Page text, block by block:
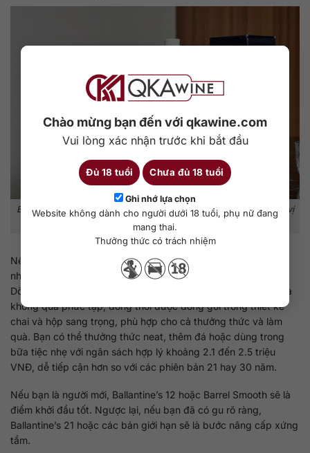
Chào mừng bạn đến với qkawine.com
Vui lòng xác nhận trước khi bắt đầu
Đủ 18 tuổi Chưa đủ 18 tuổi
Ghi nhớ lựa chọn
Website không dành cho người dưới 18 tuổi, phụ nữ đang
mang thai.
Thưởng thức có trách nhiệm
Ballantine’s dòng nào đáng thử nhất? Gợi ý từ vị dễ uống đến hậu vị
sâu dành cho từng gu thưởng thức.
Nếu bạn muốn tìm phiên bản mang lại giá trị trải nghiệm cao
nhất trong tầm giá,
Ballantine’s 17 năm
Dòng whisky này sở hữu độ sâu vừa phải và hậu vị rõ ràng mà
không quá phức tạp, đồng thời được đóng gói trong thiết kế
chai và hộp sang trọng, phù hợp cho cả thưởng thức và làm
quà. Bạn có thể thưởng thức neat, thêm đá hoặc dùng trong
bữa tiệc nhẹ với ngân sách hợp lý khoảng 2.1 đến 2.5 triệu
VNĐ, dễ tiếp cận hơn so với các phiên bản 21 hay 30 năm.
Nếu bạn là người mới, Ballantine’s 12 hoặc Barrel Smooth sẽ là
điểm khởi đầu tốt. Ngược lại, nếu bạn đã có gu rõ ràng,
Ballantine’s 21 hoặc các bản giới hạn sẽ là bước nâng cấp xứng
tầm.